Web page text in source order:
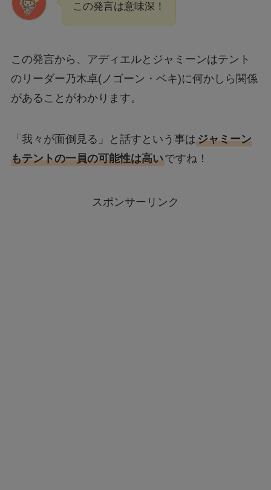
この発言は意味深！
この発言から、アディエルとジャミーンはテント
のリーダー乃木卓(ノゴーン・ベキ)に何かしら関係
があることがわかります。
「我々が面倒見る」と話すという事はジャミーン
もテントの一員の可能性は高いですね！
スポンサーリンク